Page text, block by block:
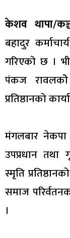
केशव थापा/
बहादुर
गरिएको छ ।
पंकज रावलकोे
प्रतिष्ठानको
मंगलबार नेकपा
उपप्रधान तथा
स्मृति
समाज
।